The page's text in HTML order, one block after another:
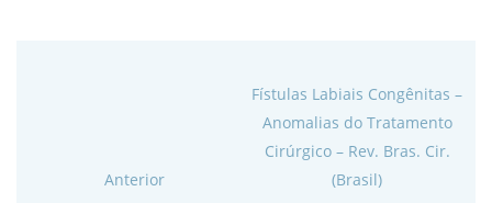
Anterior
Fístulas Labiais Congênitas –
Anomalias do Tratamento
Cirúrgico – Rev. Bras. Cir.
(Brasil)